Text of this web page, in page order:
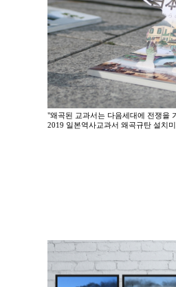
"왜곡된 교과서는 다음세대에 전쟁을
2019 일본역사교과서 왜곡규탄 설치